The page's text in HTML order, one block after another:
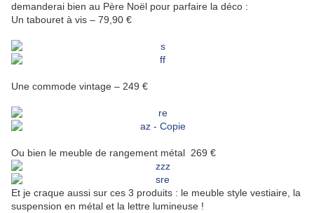
demanderai bien au Père Noël pour parfaire la déco :
Un tabouret à vis – 79,90 €
Une commode vintage – 249 €
Ou bien le meuble de rangement métal 269 €
Et je craque aussi sur ces 3 produits : le meuble style vestiaire, la
suspension en métal et la lettre lumineuse !